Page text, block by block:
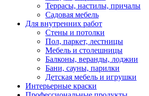
Террасы, настилы, причалы
Садовая мебель
Для внутренних работ
Стены и потолки
Пол, паркет, лестницы
Мебель и столешницы
Балконы, веранды, лоджии
Бани, сауны, парилки
Детская мебель и игрушки
Интерьерные краски